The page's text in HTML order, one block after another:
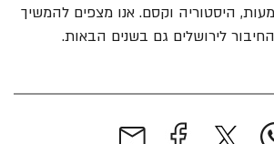
היסטוריה וקסם. אנו מצפים להמשיך
לירושלים גם בשנים הבאות.